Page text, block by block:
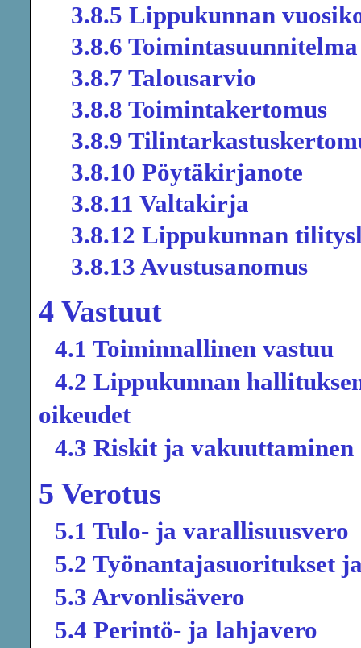
3.8.5 Lippukunnan
3.8.6 Toimintasuunnitelma
3.8.7 Talousarvio
3.8.8 Toimintakertomus
3.8.9
3.8.10 Pöytäkirjanote
3.8.11 Valtakirja
3.8.12 Lippukunnan
3.8.13 Avustusanomus
4 Vastuut
4.1 Toiminnallinen vastuu
4.2 Lippukunnan
oikeudet
4.3 Riskit ja vakuuttaminen
5 Verotus
5.1 Tulo- ja varallisuusvero
5.2 Työnantajasuoritukset
5.3 Arvonlisävero
5.4 Perintö- ja lahjavero